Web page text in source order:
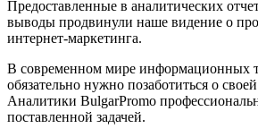
Предоставленные в аналитических
выводы продвинули наше видение о
интернет-маркетинга.
В современном мире информационных
обязательно нужно позаботиться о
Аналитики BulgarPromo
поставленной задачей.